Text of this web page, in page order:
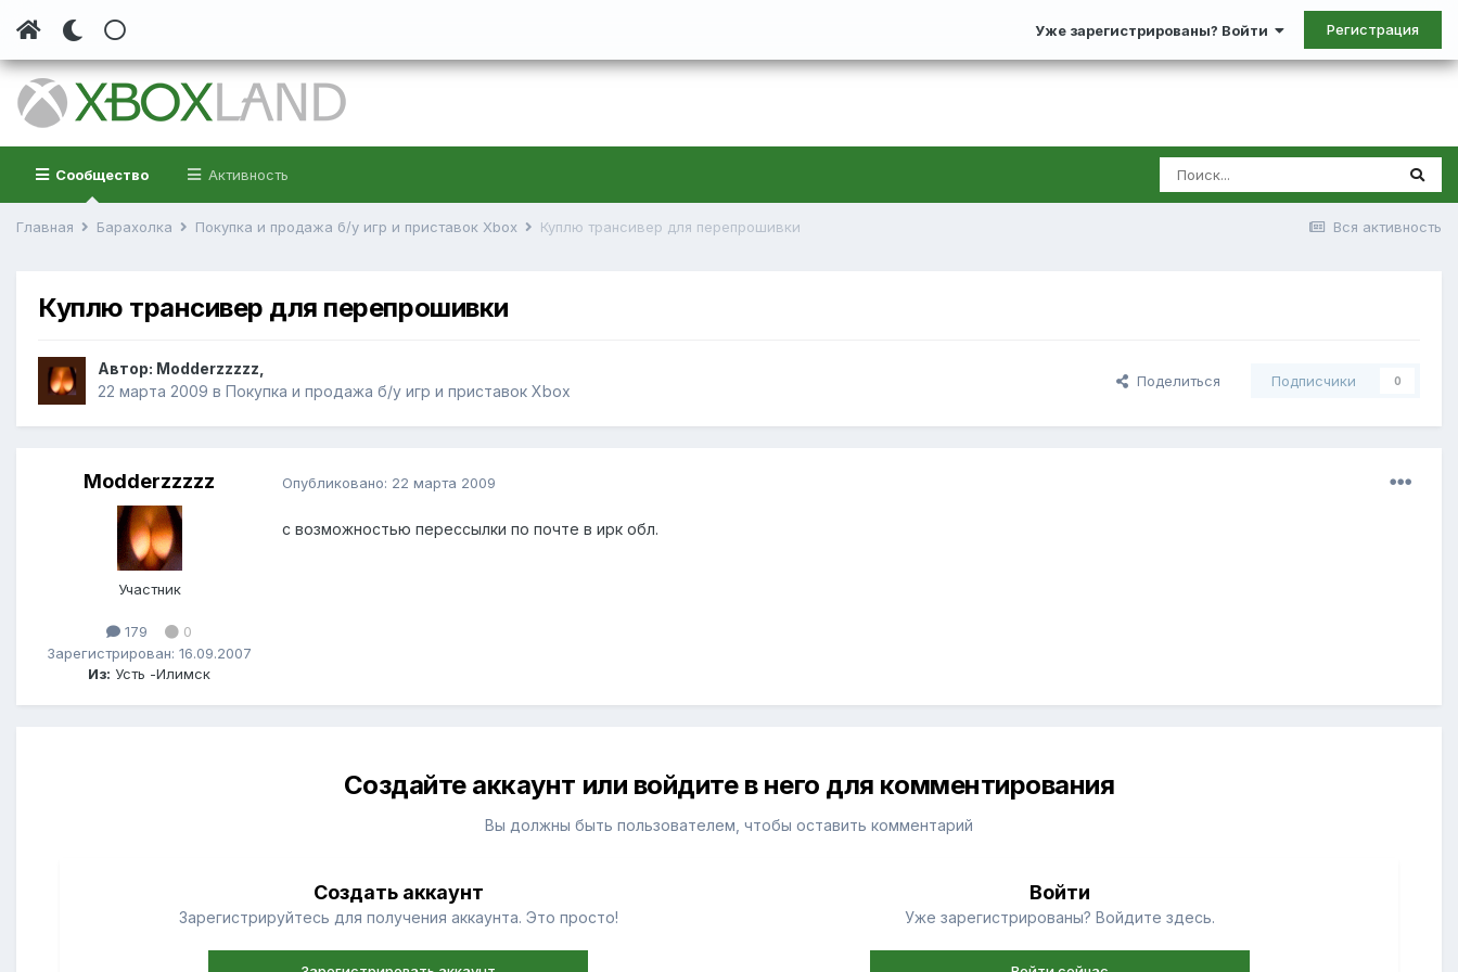
Уже зарегистрированы? Войти Регистрация
Сообщество Активность
Вся активность
Главная Барахолка Покупка и продажа б/у игр и приставок Xbox Куплю трансивер для перепрошивки
Куплю трансивер для перепрошивки
Автор: Modderzzzzz
22 марта 2009 в Покупка и продажа б/у игр и приставок Xbox
Поделиться Подписчики 0
Modderzzzzz
Участник
179
0
Зарегистрирован: 16.09.2007
Из: Усть -Илимск
Опубликовано: 22 марта 2009
с возможностью перессылки по почте в ирк обл.
Создайте аккаунт или войдите в него для комментирования
Вы должны быть пользователем, чтобы оставить комментарий
Создать аккаунт
Зарегистрируйтесь для получения аккаунта. Это просто!
Войти
Уже зарегистрированы? Войдите здесь.